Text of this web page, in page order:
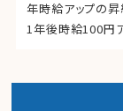
年時給アップの昇
1年後時給100円